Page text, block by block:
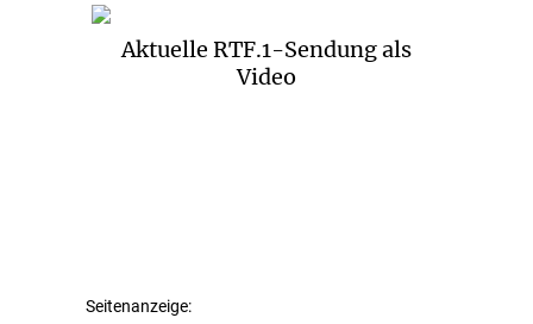
Aktuelle RTF.1-Sendung als
Video
Seitenanzeige: